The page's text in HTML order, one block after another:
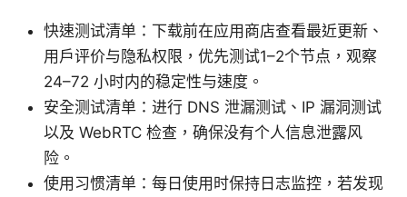
快速测试清单：下载前在应用商店查看最近更新、
用户评价与隐私权限，优先测试1–2个节点，观察
24–72 小时内的稳定性与速度。
安全测试清单：进行 DNS 泄漏测试、IP 漏洞测试
以及 WebRTC 检查，确保没有个人信息泄露风
险。
使用习惯清单：每日使用时保持日志监控，若发现